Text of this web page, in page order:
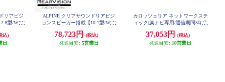
リアビジ
型/WXG
込)
日
ALPINE クリアサウンドリアビジ
ョンスピーカー搭載【10.1型/WSV
78,723円
(税込)
発送目安: 5営業日
カロッツェリア ネットワークステ
ィック[楽ナビ専用/通信期間3年分
37,053円
(税込)
発送目安: 10営業日